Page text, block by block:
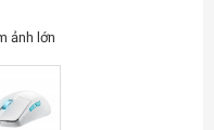
ảnh lớn